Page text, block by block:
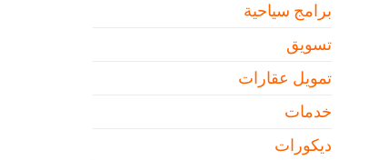
برامج سياحية
تسويق
تمويل عقارات
خدمات
ديكورات